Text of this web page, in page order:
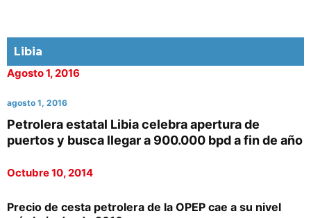
Libia
Agosto 1, 2016
agosto 1, 2016
Petrolera estatal Libia celebra apertura de
puertos y busca llegar a 900.000 bpd a fin de año
Octubre 10, 2014
Precio de cesta petrolera de la OPEP cae a su nivel